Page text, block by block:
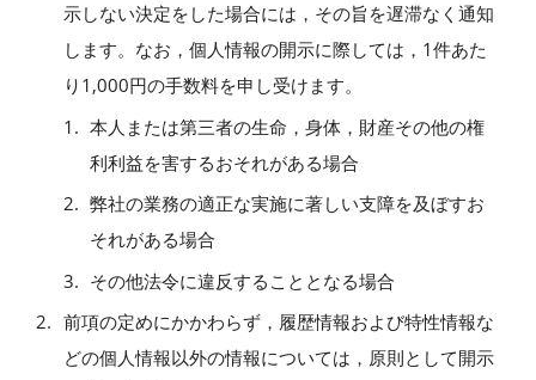
示しない決定をした場合には，その旨を遅滞なく通知
します。なお，個人情報の開示に際しては，1件あた
り1,000円の手数料を申し受けます。
本人または第三者の生命，身体，財産その他の権
利利益を害するおそれがある場合
弊社の業務の適正な実施に著しい支障を及ぼすお
それがある場合
その他法令に違反することとなる場合
前項の定めにかかわらず，履歴情報および特性情報な
どの個人情報以外の情報については，原則として開示